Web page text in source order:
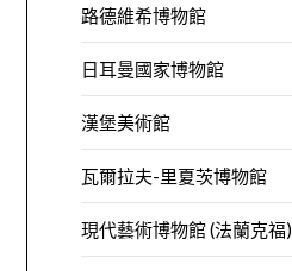
路德維希博物館
日耳曼國家博物館
漢堡美術館
瓦爾拉夫-里夏茨博物館
現代藝術博物館 (法蘭克福)